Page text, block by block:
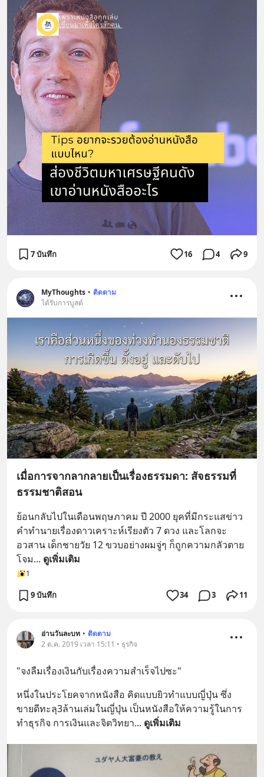
7 บันทึก 16 4 9
MyThoughts • ติดตาม
ได้รับการบูสต์
เมื่อการจากลากลายเป็นเรื่องธรรมดา: สัจธรรมที่
ธรรมชาติสอน
ย้อนกลับไปในเดือนพฤษภาคม ปี 2000 ยุคที่มีกระแสข่าว
คำทำนายเรื่องดาวเคราะห์เรียงตัว 7 ดวง และโลกจะ
อวสาน เด็กชายวัย 12 ขวบอย่างผมจู่ๆ ก็ถูกความกลัวตาย
โจม... ดูเพิ่มเติม
1
9 บันทึก 34 3 11
อ่านวันละบท • ติดตาม
2 ต.ค. 2019 เวลา 15:11 • ธุรกิจ
"จงลืมเรื่องเงินกับเรื่องความสำเร็จไปซะ"
หนึ่งในประโยคจากหนังสือ คิดแบบยิวทำแบบญี่ปุ่น ซึ่ง
ขายดีทะลุ3ล้านเล่มในญี่ปุ่น เป็นหนังสือให้ความรู้ในการ
ทำธุรกิจ การเงินและจิตวิทยา... ดูเพิ่มเติม